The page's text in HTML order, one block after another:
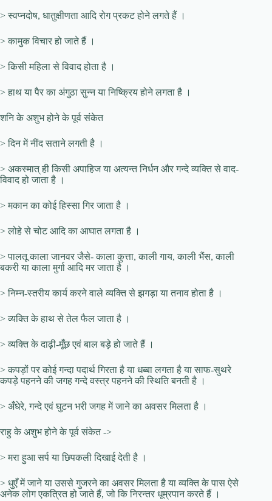
> स्वप्नदोष, धातुक्षीणता आदि रोग प्रकट होने लगते हैं ।
> कामुक विचार हो जाते हैं ।
> किसी महिला से विवाद होता है ।
> हाथ या पैर का अंगुठा सुन्न या निष्क्रिय होने लगता है ।
शनि के अशुभ होने के पूर्व संकेत
> दिन में नींद सताने लगती है ।
> अकस्मात् ही किसी अपाहिज या अत्यन्त निर्धन और गन्दे व्यक्ति से वाद-
विवाद हो जाता है ।
> मकान का कोई हिस्सा गिर जाता है ।
> लोहे से चोट आदि का आघात लगता है ।
> पालतू काला जानवर जैसे- काला कुत्ता, काली गाय, काली भैंस, काली
बकरी या काला मुर्गा आदि मर जाता है ।
> निम्न-स्तरीय कार्य करने वाले व्यक्ति से झगड़ा या तनाव होता है ।
> व्यक्ति के हाथ से तेल फैल जाता है ।
> व्यक्ति के दाढ़ी-मूँछ एवं बाल बड़े हो जाते हैं ।
> कपड़ों पर कोई गन्दा पदार्थ गिरता है या धब्बा लगता है या साफ-सुथरे
कपड़े पहनने की जगह गन्दे वस्त्र पहनने की स्थिति बनती है ।
> अँधेरे, गन्दे एवं घुटन भरी जगह में जाने का अवसर मिलता है ।
राहु के अशुभ होने के पूर्व संकेत ->
> मरा हुआ सर्प या छिपकली दिखाई देती है ।
> धुएँ में जाने या उससे गुजरने का अवसर मिलता है या व्यक्ति के पास ऐसे
अनेक लोग एकत्रित हो जाते हैं, जो कि निरन्तर धूम्रपान करते हैं ।